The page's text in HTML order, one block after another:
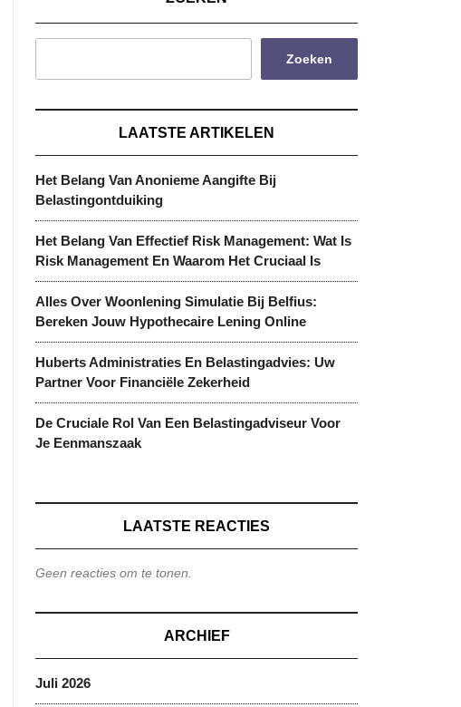
Zoeken
LAATSTE ARTIKELEN
Het Belang Van Anonieme Aangifte Bij
Belastingontduiking
Het Belang Van Effectief Risk Management: Wat Is
Risk Management En Waarom Het Cruciaal Is
Alles Over Woonlening Simulatie Bij Belfius:
Bereken Jouw Hypothecaire Lening Online
Huberts Administraties En Belastingadvies: Uw
Partner Voor Financiële Zekerheid
De Cruciale Rol Van Een Belastingadviseur Voor
Je Eenmanszaak
LAATSTE REACTIES
Geen reacties om te tonen.
ARCHIEF
Juli 2026